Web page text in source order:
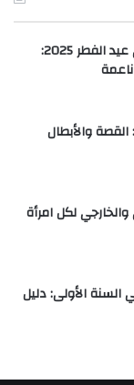
إطلالات ساحرة للنجمات في عيد الفطر 2025:
مسلسل درش رمضان 2026: القصة والأبطال
لكل امرأة
الأولى: دليل